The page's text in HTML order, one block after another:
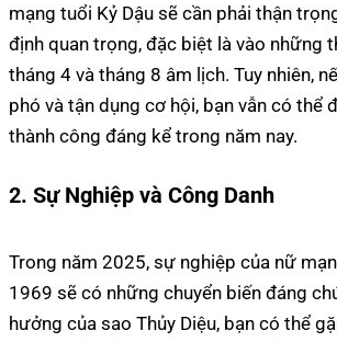
mạng tuổi Kỷ Dậu sẽ cần phải thận
định quan trọng, đặc biệt là vào những
tháng 4 và tháng 8 âm lịch. Tuy nhiên,
phó và tận dụng cơ hội, bạn vẫn có thể
thành công đáng kể trong năm nay.
2. Sự Nghiệp và Công Danh
Trong năm 2025, sự nghiệp của nữ
1969 sẽ có những chuyển biến đáng
hưởng của sao Thủy Diệu, bạn có thể